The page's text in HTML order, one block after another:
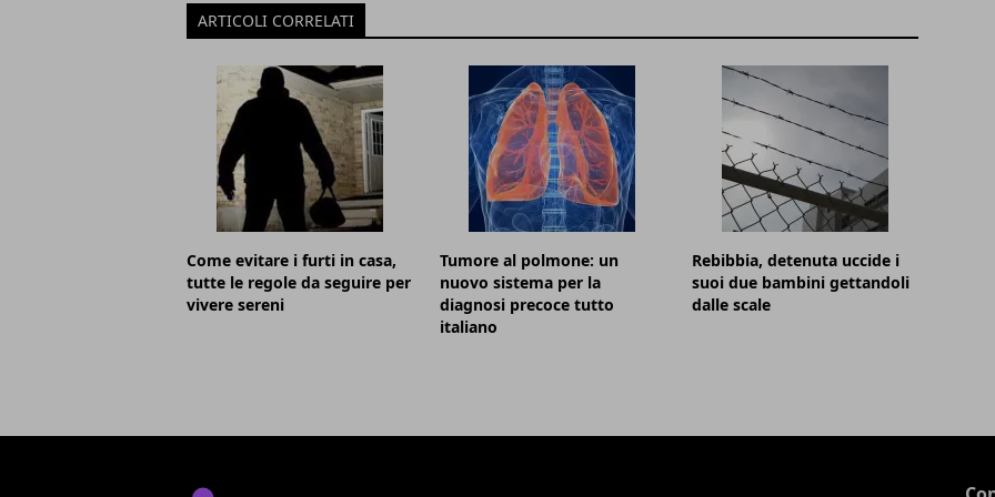
ARTICOLI CORRELATI
Come evitare i furti in casa,
tutte le regole da seguire per
vivere sereni
Tumore al polmone: un
nuovo sistema per la
diagnosi precoce tutto
italiano
Rebibbia, detenuta uccide i
suoi due bambini gettandoli
dalle scale